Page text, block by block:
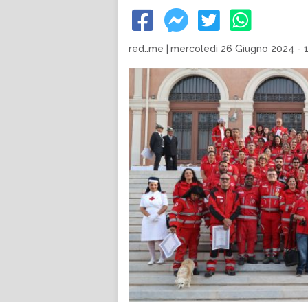
red..me mercoledì 26 Giugno 2024 -